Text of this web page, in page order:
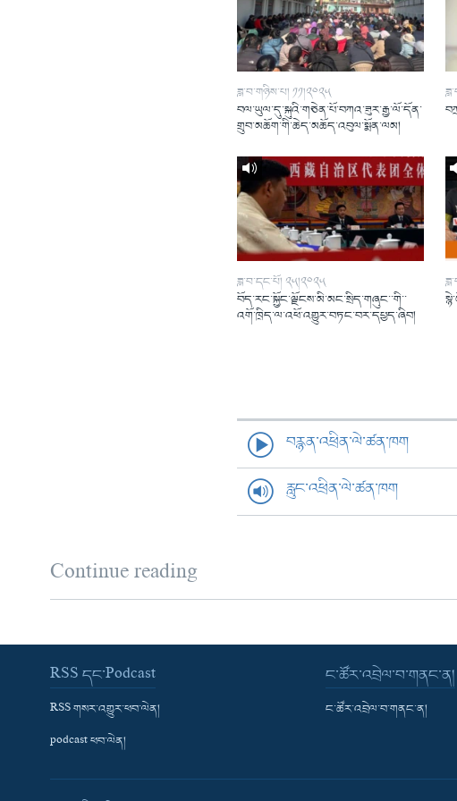
ཟླ་བ་གཉིས་པ། ༡༡།༢༠༢༥
བལ་ཡུལ་དུ་སྐུའི་གཅེན་པོ་བཀའ་ཟུར་རྒྱ་ལོ་དོན་
གྲུབ་མཆོག་གི་ཆེད་མཆོད་འབུལ་སྨོན་ལམ།
ཟླ་བ་དང་པོ། ༢༥།༢༠༢༥
བོད་རང་སྐྱོང་ལྗོངས་མི་མང་སྲིད་གཞུང་་གི་་
འགོ་ཁྲིད་ལ་འཕོ་འགྱུར་བཏང་བར་དཔྱད་ཞིབ།
བརྙན་འཕྲིན་ལེ་ཚན་ཁག
རླུང་འཕྲིན་ལེ་ཚན་ཁག
Continue reading
RSS དང་Podcast
RSS གསར་འགྱུར་ཕབ་ལེན།
podcast ཕབ་ལེན།
ང་ཚོར་འབྲེལ་བ་གནང་ན།
ང་ཚོར་འབྲེལ་བ་གནང་ན།